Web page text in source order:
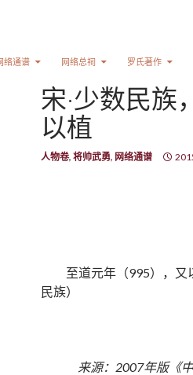
络通谱 网络总祠 罗氏著作
宋·少数民
以植
人物卷, 将帅武勇, 网络通谱
至道元年（995），
民族）
来源：2007年版《